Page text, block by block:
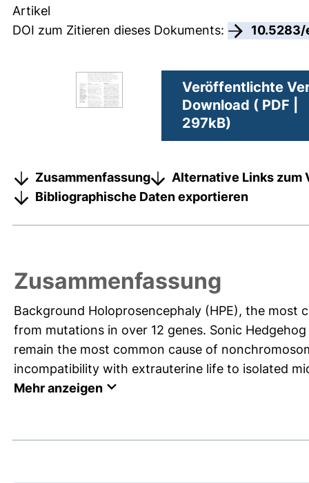
Artikel
DOI zum Zitieren dieses Dokuments:
Veröffentlichte
Download ( PDF |
297kB)
Zusammenfassung
Alternative Links zum
Bibliographische Daten exportieren
Zusammenfassung
Background Holoprosencephaly (HPE), the
from mutations in over 12 genes. Sonic
remain the most common cause of
incompatibility with extrauterine life to isolated
Mehr anzeigen